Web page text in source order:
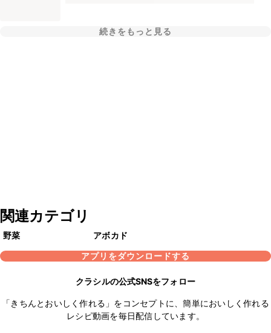
続きをもっと見る
関連カテゴリ
野菜
アボカド
アプリをダウンロードする
クラシルの公式SNSをフォロー
「きちんとおいしく作れる」をコンセプトに、簡単においしく作れる
レシピ動画を毎日配信しています。